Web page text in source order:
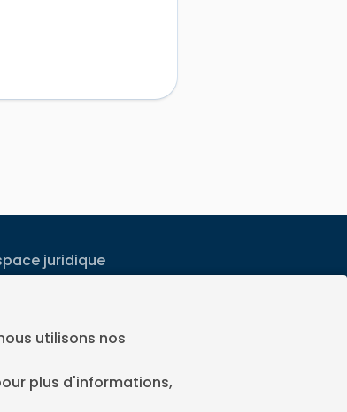
utilisons nos
plus d'informations,
juridique
êtes un ramoneur ?